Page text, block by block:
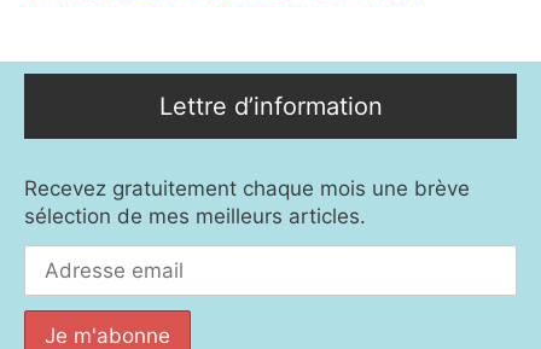
Lettre d’information
Recevez gratuitement chaque mois une brève
sélection de mes meilleurs articles.